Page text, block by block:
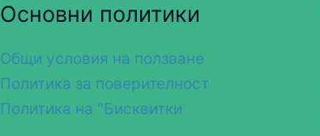
Основни политики
Общи условия на ползване
Политика за поверителност
Политика на "Бисквитки